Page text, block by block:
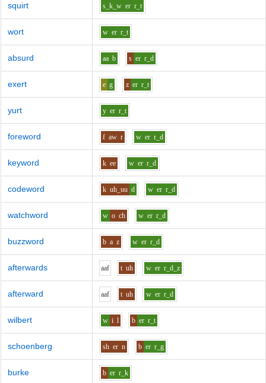
squirt s_k_w er r_t
wort w er r_t
absurd aa b s er r_d
exert e g z er r_t
yurt y er r_t
foreword f aw r w er r_d
keyword k ee w er r_d
codeword k uh_uu d w er r_d
watchword w o ch w er r_d
buzzword b a z w er r_d
afterwards aaf t uh w er r_d_z
afterward aaf t uh w er r_d
wilbert w i l b er r_t
schoenberg sh er n b er r_g
burke b er r_k